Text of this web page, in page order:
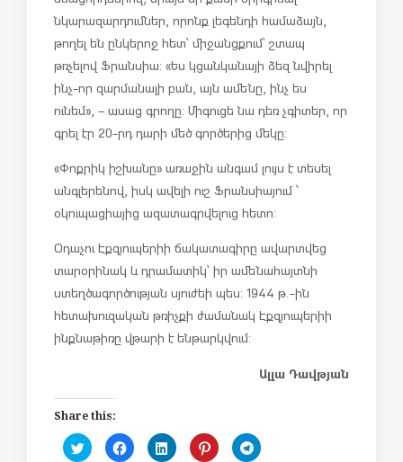
նկարազարդումներ, որոնք լեգենդի համաձայն,
թողել են ընկերոջ հետ՝ միջանցքում՝ շտապ
թռչելով Ֆրանսիա: «Ես կցանկանայի ձեզ նվիրել
ինչ-որ զարմանալի բան, այն ամենը, ինչ ես
ունեմ», – ասաց գրողը: Միգուցե նա դեռ չգիտեր, որ
գրել էր 20-րդ դարի մեծ գործերից մեկը:
«Փոքրիկ իշխանը» առաջին անգամ լույս է տեսել
անգլերենով, իսկ ավելի ուշ Ֆրանսիայում ՝
օկուպացիայից ազատագրվելուց հետո:
Օդաչու Էքզյուպերիի ճակատագիրը ավարտվեց
տարօրինակ և դրամատիկ՝ իր ամենահայտնի
ստեղծագործության սյուժեի պես: 1944 թ.-ին
հետախուզական թռիչքի ժամանակ Էքզյուպերիի
ինքնաթիռը վթարի է ենթարկվում:
Ալլա Դավթյան
Share this:
C
l
C
l
C
l
C
l
C
l